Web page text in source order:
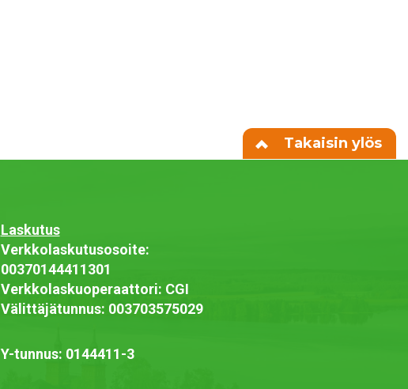
Takaisin ylös
Laskutus
Verkkolaskutusosoite:
00370144411301
Verkkolaskuoperaattori: CGI
Välittäjätunnus: 003703575029
Y-tunnus: 0144411-3